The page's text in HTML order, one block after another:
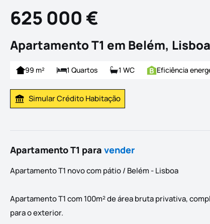
625 000 €
Apartamento T1 em Belém, Lisboa
99 m² 1 Quartos 1 WC Eficiência
Simular Prestação
Simular Crédito Habitação
Apartamento T1 para vender
Apartamento T1 novo com pátio / Belém - Lisboa
Apartamento T1 com 100m² de área bruta privativa,
para o exterior.